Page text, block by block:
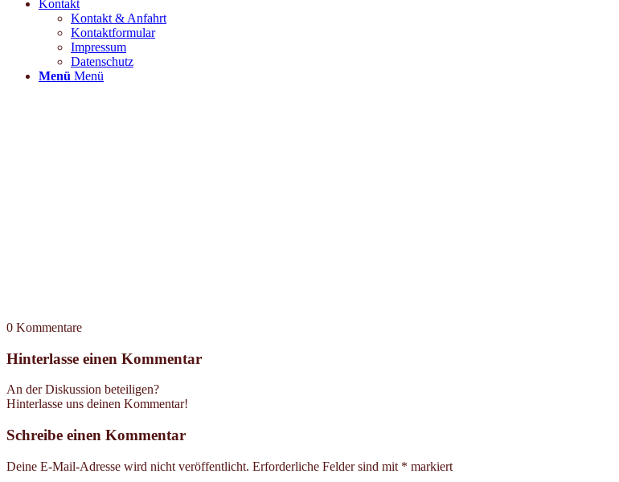
Kontakt
Kontakt & Anfahrt
Kontaktformular
Impressum
Datenschutz
Menü Menü
0 Kommentare
Hinterlasse einen Kommentar
An der Diskussion beteiligen?
Hinterlasse uns deinen Kommentar!
Schreibe einen Kommentar
Deine E-Mail-Adresse wird nicht veröffentlicht. Erforderliche Felder sind mit * markiert